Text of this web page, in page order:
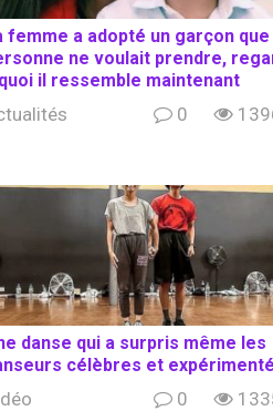
femme a adopté un garçon que
ne voulait prendre,
il ressemble maintenant
0
danse qui a surpris même les
célèbres et
0